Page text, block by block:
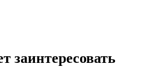
заинтересовать